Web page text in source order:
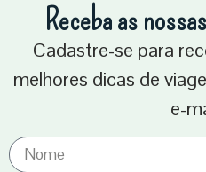
Receba as
Cadastre-se para
melhores dicas de
e-